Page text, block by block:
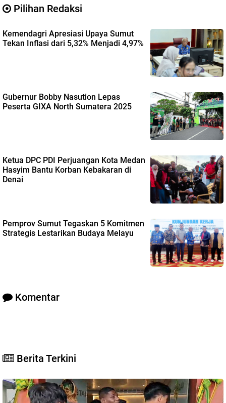
Pilihan Redaksi
Kemendagri Apresiasi Upaya Sumut
Tekan Inflasi dari 5,32% Menjadi 4,97%
Gubernur Bobby Nasution Lepas
Peserta GIXA North Sumatera 2025
Ketua DPC PDI Perjuangan Kota Medan
Hasyim Bantu Korban Kebakaran di
Denai
Pemprov Sumut Tegaskan 5 Komitmen
Strategis Lestarikan Budaya Melayu
Komentar
Berita Terkini